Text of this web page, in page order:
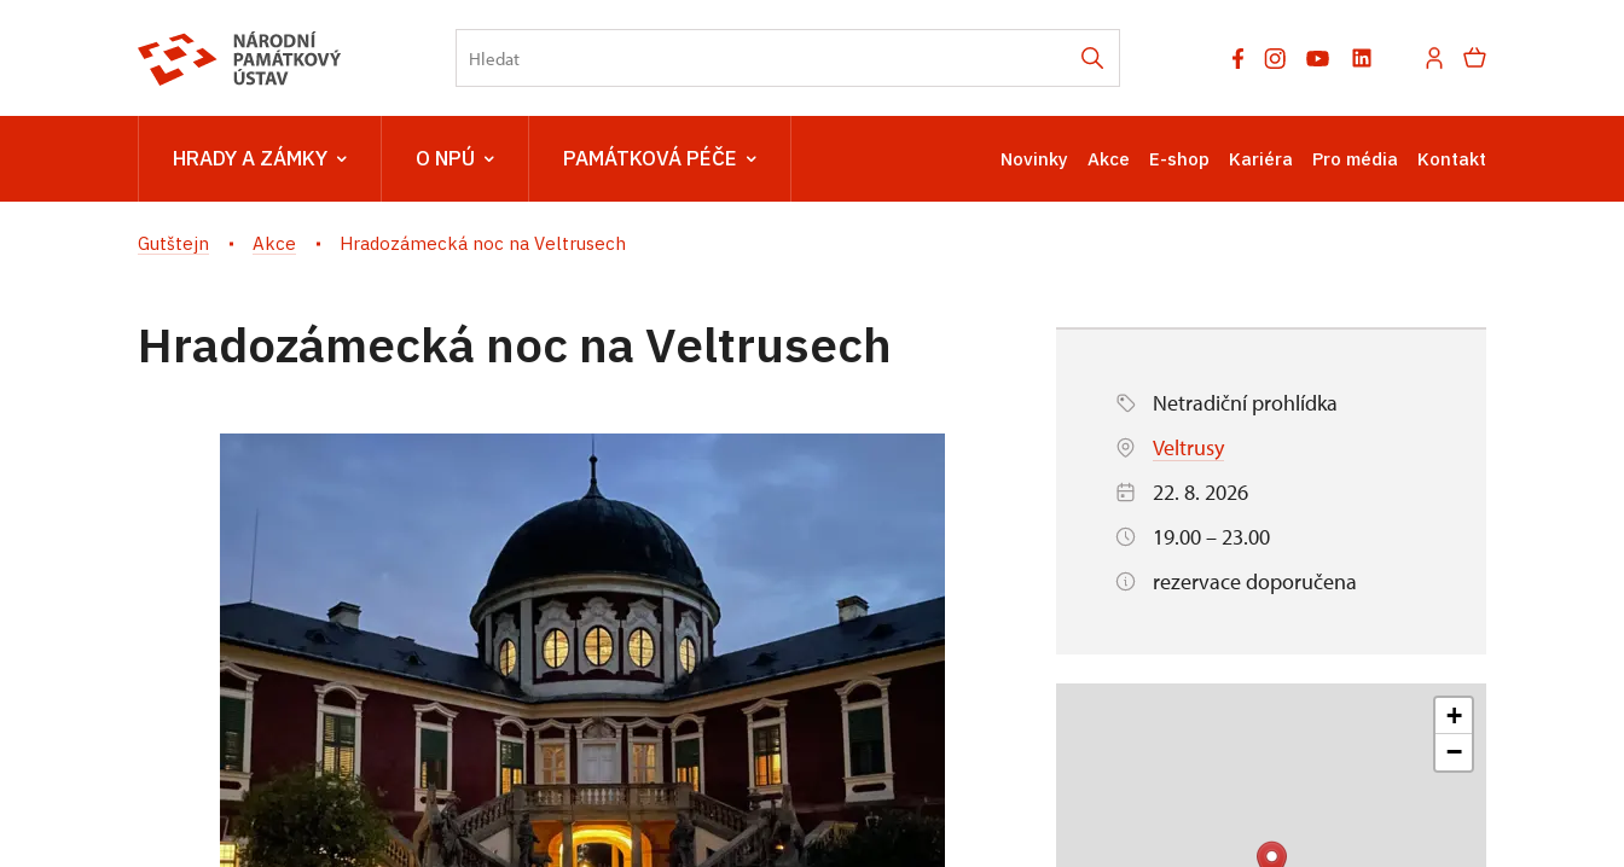
HRADY A ZÁMKY O NPÚ PAMÁTKOVÁ PÉČE Novinky Akce E-shop Kariéra Pro média Kontakt
Gutštejn Akce Hradozámecká noc na Veltrusech
Hradozámecká noc na Veltrusech
Netradiční prohlídka
Veltrusy
22. 8. 2026
19.00 – 23.00
rezervace doporučena
+
−